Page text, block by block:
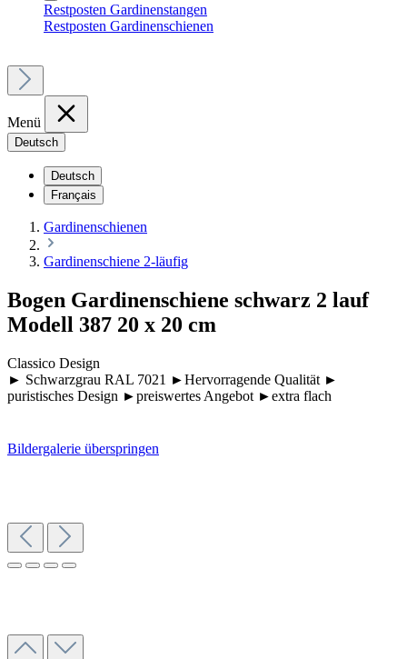
Restposten Gardinenstangen
Restposten Gardinenschienen
Menü
Deutsch
Deutsch
Français
Gardinenschienen
Gardinenschiene 2-läufig
Bogen Gardinenschiene schwarz 2 lauf
Modell 387 20 x 20 cm
Classico Design
► Schwarzgrau RAL 7021 ►Hervorragende Qualität ►
puristisches Design ►preiswertes Angebot ►extra flach
Bildergalerie überspringen